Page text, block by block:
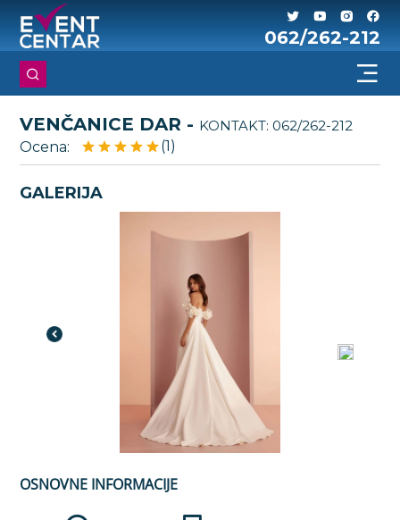
062/262-212
VENČANICE DAR - KONTAKT:062/262-212
Ocena:
(1)
GALERIJA
OSNOVNE INFORMACIJE